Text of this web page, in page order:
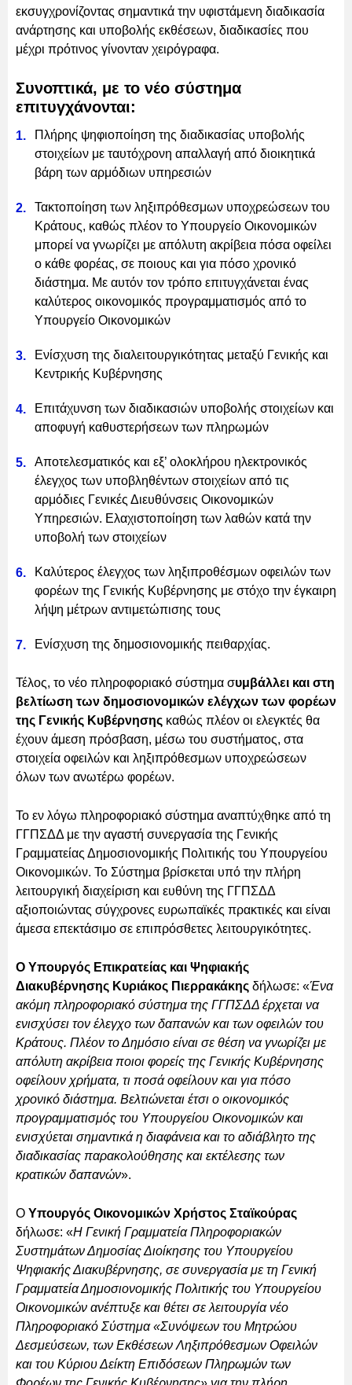
εκσυγχρονίζοντας σημαντικά την υφιστάμενη διαδικασία
ανάρτησης και υποβολής εκθέσεων, διαδικασίες που
μέχρι πρότινος γίνονταν χειρόγραφα.
Συνοπτικά, με το νέο σύστημα
επιτυγχάνονται:
Πλήρης ψηφιοποίηση της διαδικασίας υποβολής
στοιχείων με ταυτόχρονη απαλλαγή από διοικητικά
βάρη των αρμόδιων υπηρεσιών
Τακτοποίηση των ληξιπρόθεσμων υποχρεώσεων του
Κράτους, καθώς πλέον το Υπουργείο Οικονομικών
μπορεί να γνωρίζει με απόλυτη ακρίβεια πόσα οφείλει
ο κάθε φορέας, σε ποιους και για πόσο χρονικό
διάστημα. Με αυτόν τον τρόπο επιτυγχάνεται ένας
καλύτερος οικονομικός προγραμματισμός από το
Υπουργείο Οικονομικών
Ενίσχυση της διαλειτουργικότητας μεταξύ Γενικής και
Κεντρικής Κυβέρνησης
Επιτάχυνση των διαδικασιών υποβολής στοιχείων και
αποφυγή καθυστερήσεων των πληρωμών
Αποτελεσματικός και εξ’ ολοκλήρου ηλεκτρονικός
έλεγχος των υποβληθέντων στοιχείων από τις
αρμόδιες Γενικές Διευθύνσεις Οικονομικών
Υπηρεσιών. Ελαχιστοποίηση των λαθών κατά την
υποβολή των στοιχείων
Καλύτερος έλεγχος των ληξιπροθέσμων οφειλών των
φορέων της Γενικής Κυβέρνησης με στόχο την έγκαιρη
λήψη μέτρων αντιμετώπισης τους
Ενίσχυση της δημοσιονομικής πειθαρχίας.
Τέλος, το νέο πληροφοριακό σύστημα συμβάλλει και στη
βελτίωση των δημοσιονομικών ελέγχων των φορέων
της Γενικής Κυβέρνησης καθώς πλέον οι ελεγκτές θα
έχουν άμεση πρόσβαση, μέσω του συστήματος, στα
στοιχεία οφειλών και ληξιπρόθεσμων υποχρεώσεων
όλων των ανωτέρω φορέων.
Το εν λόγω πληροφοριακό σύστημα αναπτύχθηκε από τη
ΓΓΠΣΔΔ με την αγαστή συνεργασία της Γενικής
Γραμματείας Δημοσιονομικής Πολιτικής του Υπουργείου
Οικονομικών. Το Σύστημα βρίσκεται υπό την πλήρη
λειτουργική διαχείριση και ευθύνη της ΓΓΠΣΔΔ
αξιοποιώντας σύγχρονες ευρωπαϊκές πρακτικές και είναι
άμεσα επεκτάσιμο σε επιπρόσθετες λειτουργικότητες.
Ο Υπουργός Επικρατείας και Ψηφιακής
Διακυβέρνησης Κυριάκος Πιερρακάκης δήλωσε: «Ένα
ακόμη πληροφοριακό σύστημα της ΓΓΠΣΔΔ έρχεται να
ενισχύσει τον έλεγχο των δαπανών και των οφειλών του
Κράτους. Πλέον το Δημόσιο είναι σε θέση να γνωρίζει με
απόλυτη ακρίβεια ποιοι φορείς της Γενικής Κυβέρνησης
οφείλουν χρήματα, τι ποσά οφείλουν και για πόσο
χρονικό διάστημα. Βελτιώνεται έτσι ο οικονομικός
προγραμματισμός του Υπουργείου Οικονομικών και
ενισχύεται σημαντικά η διαφάνεια και το αδιάβλητο της
διαδικασίας παρακολούθησης και εκτέλεσης των
κρατικών δαπανών».
Ο Υπουργός Οικονομικών Χρήστος Σταϊκούρας
δήλωσε: «Η Γενική Γραμματεία Πληροφοριακών
Συστημάτων Δημοσίας Διοίκησης του Υπουργείου
Ψηφιακής Διακυβέρνησης, σε συνεργασία με τη Γενική
Γραμματεία Δημοσιονομικής Πολιτικής του Υπουργείου
Οικονομικών ανέπτυξε και θέτει σε λειτουργία νέο
Πληροφοριακό Σύστημα «Συνόψεων του Μητρώου
Δεσμεύσεων, των Εκθέσεων Ληξιπρόθεσμων Οφειλών
και του Κύριου Δείκτη Επιδόσεων Πληρωμών των